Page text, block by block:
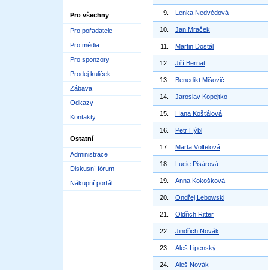
Pro všechny
Pro pořadatele
Pro média
Pro sponzory
Prodej kuliček
Zábava
Odkazy
Kontakty
Ostatní
Administrace
Diskusní fórum
Nákupní portál
9. Lenka Nedvědová
10. Jan Mraček
11. Martin Dostál
12. Jiří Bernat
13. Benedikt Mišovič
14. Jaroslav Kopejtko
15. Hana Košťálová
16. Petr Hýbl
17. Marta Völfelová
18. Lucie Pisárová
19. Anna Kokošková
20. Ondřej Lebowski
21. Oldřich Ritter
22. Jindřich Novák
23. Aleš Lipenský
24. Aleš Novák